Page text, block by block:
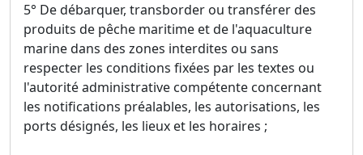
5° De débarquer, transborder ou transférer des
produits de pêche maritime et de l'aquaculture
marine dans des zones interdites ou sans
respecter les conditions fixées par les textes ou
l'autorité administrative compétente concernant
les notifications préalables, les autorisations, les
ports désignés, les lieux et les horaires ;